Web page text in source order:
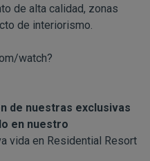
de alta calidad, zonas
de interiorismo.
watch?
de nuestras exclusivas
en nuestro
vida en Residential Resort